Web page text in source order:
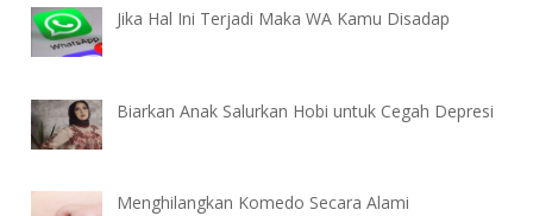
Jika Hal Ini Terjadi Maka WA Kamu Disadap
Biarkan Anak Salurkan Hobi untuk Cegah Depresi
Menghilangkan Komedo Secara Alami